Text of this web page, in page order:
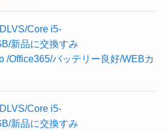
Core i5-
新品に交換すみ
/Office365/バッテリー良好/WEBカ
Core i5-
新品に交換すみ